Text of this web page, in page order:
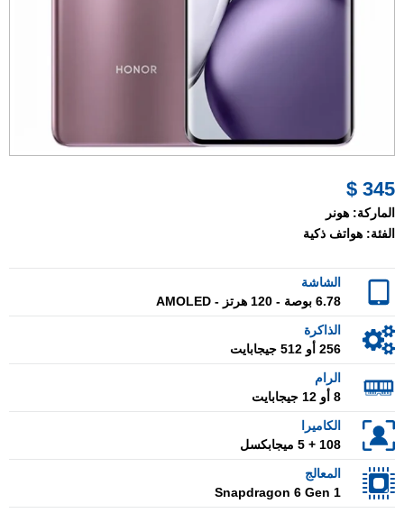
345 $
الماركة: هونر
الفئة: هواتف ذكية
الشاشة
6.78 بوصة - 120 هرتز - AMOLED
الذاكرة
256 أو 512 جيجابايت
الرام
8 أو 12 جيجابايت
الكاميرا
108 + 5 ميجابكسل
المعالج
Snapdragon 6 Gen 1